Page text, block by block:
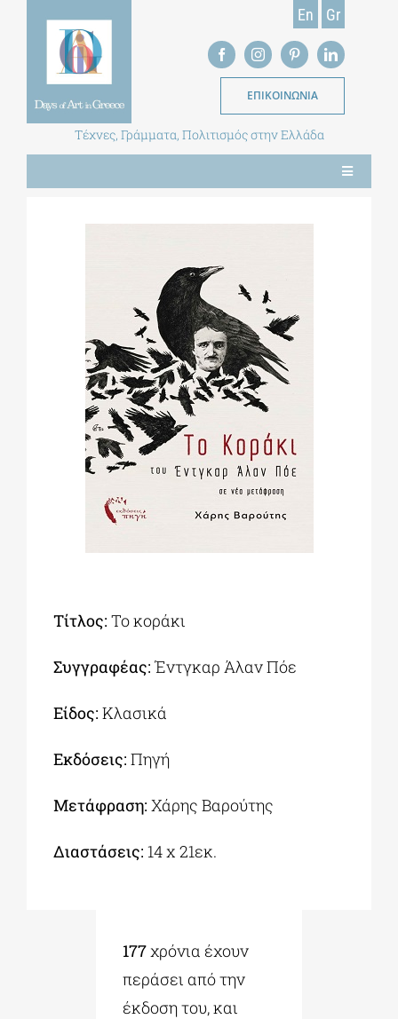
En Gr
ΕΠΙΚΟΙΝΩΝΙΑ
Τέχνες, Γράμματα, Πολιτισμός στην Ελλάδα
Toggle
Navigation
ΜΕΤΑΠΤΥΧΙΑΚΑ
ΔΙΔΑΚΤΟΡΙΚΑ
ΕΚΠΑΙΔΕΥΤΙΚΑ ΙΔΡΥΜΑΤΑ
ΧΩΡΟΙ ΤΕΧΝΗΣ
Τίτλος: Το κοράκι
Συγγραφέας: Έντγκαρ Άλαν Πόε
Είδος: Κλασικά
Εκδόσεις: Πηγή
Μετάφραση: Χάρης Βαρούτης
Διαστάσεις: 14 x 21εκ.
177χρόνια έχουν
περάσει από την
έκδοση του, και